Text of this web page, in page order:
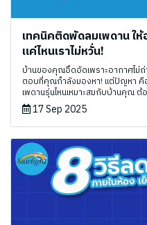
เทคนิคติดพัดลมเพดาน ให้
แค่ไหนเราไม่หวั่น!
บ้านของคุณอึดอัดเพราะอากาศไม่ถ่
ตอบที่คุณกำลังมองหา! แต่ปัญหา คื
เพดานรุ่นไหนเหมาะสมกับบ้านคุณ
17 Sep 2025